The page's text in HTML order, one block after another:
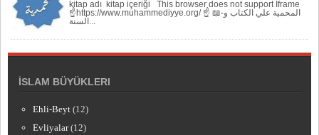
kitap adı kitap içeriği This browser does not support Iframe
☝https://www.muhammediyye.org/ ☝ 📖-المحمية علي الكتاب و
السنة...
İSLAM BÜYÜKLERI
Ehli-Beyt (12)
Evliyalar (12)